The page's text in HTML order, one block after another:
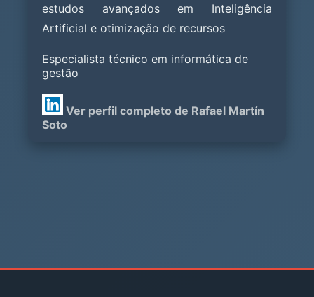
estudos avançados em Inteligência
Artificial e otimização de recursos
Especialista técnico em informática de
gestão
Ver perfil completo de Rafael Martín
Soto